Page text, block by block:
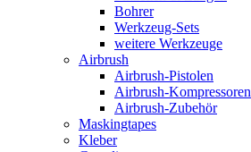
Bohrer
Werkzeug-Sets
weitere Werkzeuge
Airbrush
Airbrush-Pistolen
Airbrush-Kompressoren
Airbrush-Zubehör
Maskingtapes
Kleber